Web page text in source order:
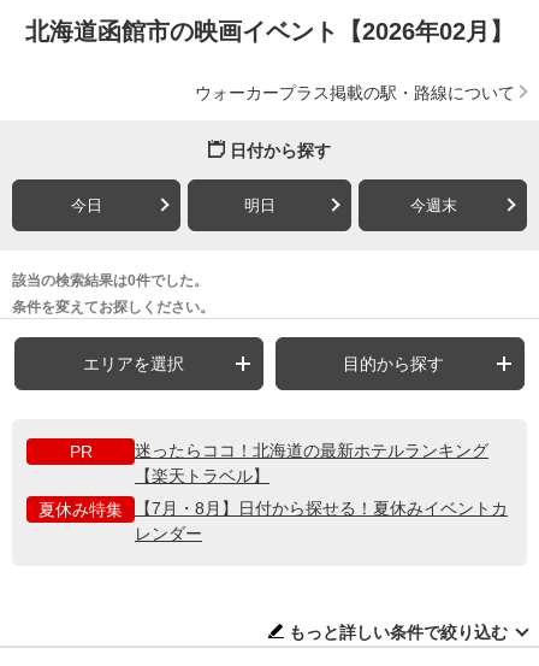
北海道函館市の映画イベント【2026年02月】
ウォーカープラス掲載の駅・路線について
日付から探す
今日 明日 今週末
該当の検索結果は0件でした。
条件を変えてお探しください。
エリアを選択 目的から探す
PR
迷ったらココ！北海道の最新ホテルランキング
【楽天トラベル】
夏休み特集
【7月・8月】日付から探せる！夏休みイベントカ
レンダー
もっと詳しい条件で絞り込む